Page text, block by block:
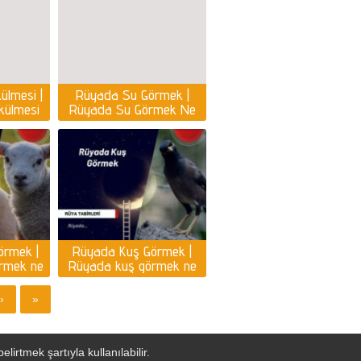
|
Rüyada Su Görmek |
Rüyada Su Görmek Ne
Anlama Gelir?
|
ne
Rüyada Kuş Görmek |
Rüyada kuş görmek ne
anlama gelir?
› »
şartıyla kullanılabilir.